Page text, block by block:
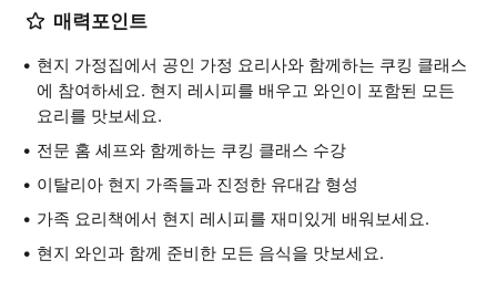
매력포인트
현지 가정집에서 공인 가정 요리사와 함께하는 쿠킹 클래스
에 참여하세요. 현지 레시피를 배우고 와인이 포함된 모든
요리를 맛보세요.
전문 홈 셰프와 함께하는 쿠킹 클래스 수강
이탈리아 현지 가족들과 진정한 유대감 형성
가족 요리책에서 현지 레시피를 재미있게 배워보세요.
현지 와인과 함께 준비한 모든 음식을 맛보세요.